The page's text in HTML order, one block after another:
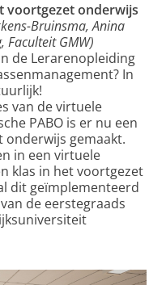
voortgezet onderwijs
Bruinsma, Anina
Faculteit GMW)
de Lerarenopleiding
In
van de virtuele
PABO is er nu een
gemaakt.
in een virtuele
klas in het voortgezet
dit geïmplementeerd
de eerstegraads